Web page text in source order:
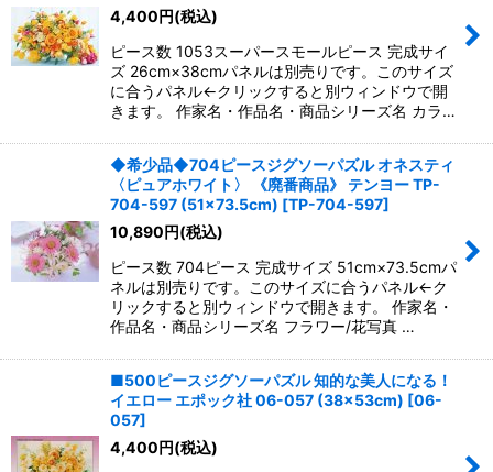
4,400円(税込)
ピース数 1053スーパースモールピース 完成サイ
ズ 26cm×38cmパネルは別売りです。このサイズ
に合うパネル←クリックすると別ウィンドウで開
きます。 作家名・作品名・商品シリーズ名 カラ…
◆希少品◆704ピースジグソーパズル オネスティ
〈ピュアホワイト〉 《廃番商品》 テンヨー TP-
704-597 (51×73.5cm) [TP-704-597]
10,890円(税込)
ピース数 704ピース 完成サイズ 51cm×73.5cmパ
ネルは別売りです。このサイズに合うパネル←ク
リックすると別ウィンドウで開きます。 作家名・
作品名・商品シリーズ名 フラワー/花写真 …
■500ピースジグソーパズル 知的な美人になる！
イエロー エポック社 06-057 (38×53cm) [06-
057]
4,400円(税込)